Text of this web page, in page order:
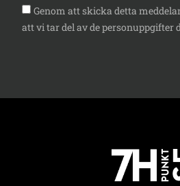
Genom att skicka detta
att vi tar del av de personuppgifter